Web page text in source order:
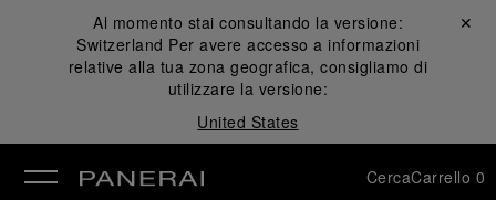
Al momento stai consultando la versione:
Switzerland Per avere accesso a informazioni
relative alla tua zona geografica, consigliamo di
utilizzare la versione:
United States
Chiudi ✕
CercaCarrello 0